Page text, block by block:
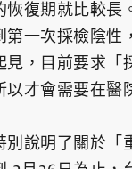
恢復期就比較長
第一次採檢陰性
見，目前要求「
才會需要在醫
別說明了關於「